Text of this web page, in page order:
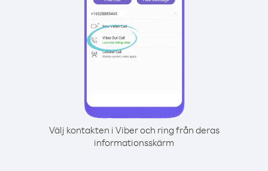
Välj kontakten i Viber och ring från deras
informationsskärm